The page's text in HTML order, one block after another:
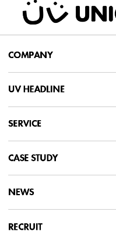
COMPANY
UV HEADLINE
SERVICE
CASE STUDY
NEWS
RECRUIT